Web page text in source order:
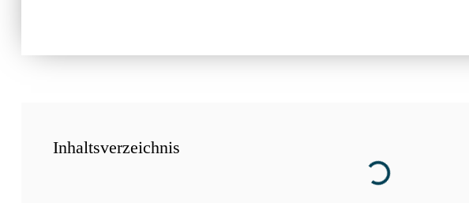
Inhaltsverzeichnis